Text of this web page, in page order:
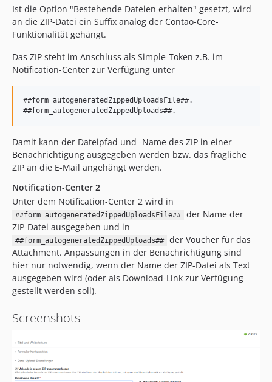
Ist die Option "Bestehende Dateien erhalten" gesetzt, wird
an die ZIP-Datei ein Suffix analog der Contao-Core-
Funktionalität gehängt.
Das ZIP steht im Anschluss als Simple-Token z.B. im
Notification-Center zur Verfügung unter
##form_autogeneratedZippedUploadsFile##.
Damit kann der Dateipfad und -Name des ZIP in einer
Benachrichtigung ausgegeben werden bzw. das fragliche
ZIP an die E-Mail angehängt werden.
Notification-Center 2
Unter dem Notification-Center 2 wird in
##form_autogeneratedZippedUploadsFile##
der Name der
ZIP-Datei ausgegeben und in
##form_autogeneratedZippedUploads##
der Voucher für das
Attachment. Anpassungen in der Benachrichtigung sind
hier nur notwendig, wenn der Name der ZIP-Datei als Text
ausgegeben wird (oder als Download-Link zur Verfügung
gestellt werden soll).
Screenshots